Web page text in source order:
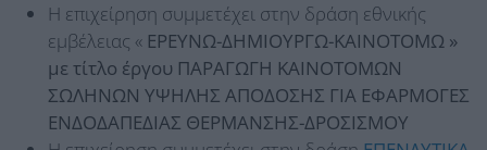
Η επιχείρηση συμμετέχει στην δράση εθνικής
εμβέλειας « ΕΡΕΥΝΩ-ΔΗΜΙΟΥΡΓΩ-ΚΑΙΝΟΤΟΜΩ »
με τίτλο έργου ΠΑΡΑΓΩΓΗ ΚΑΙΝΟΤΟΜΩΝ
ΣΩΛΗΝΩΝ ΥΨΗΛΗΣ ΑΠΟΔΟΣΗΣ ΓΙΑ ΕΦΑΡΜΟΓΕΣ
ΕΝΔΟΔΑΠΕΔΙΑΣ ΘΕΡΜΑΝΣΗΣ-ΔΡΟΣΙΣΜΟΥ